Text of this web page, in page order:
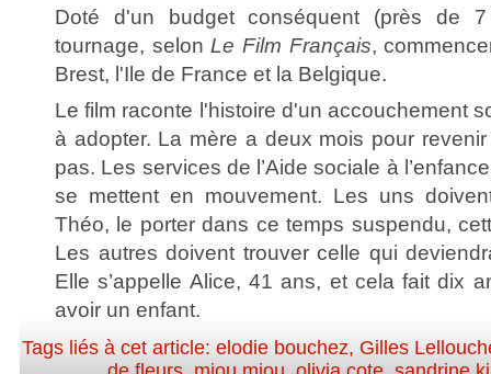
Doté d'un budget conséquent (près de
tournage, selonLe Film Français,
Brest, l'Ile de France et la Belgique.
Le film raconte l'histoire d'un accouchement
à adopter. La mère a deux mois pour
pas. Les services de l’Aide sociale à
se mettent en mouvement. Les uns
Théo, le porter dans ce temps suspendu,
Les autres doivent trouver celle qui
Elle s’appelle Alice, 41 ans, et cela fait dix
avoir un enfant.
Tags liés à cet article:elodie bouchez, Gilles